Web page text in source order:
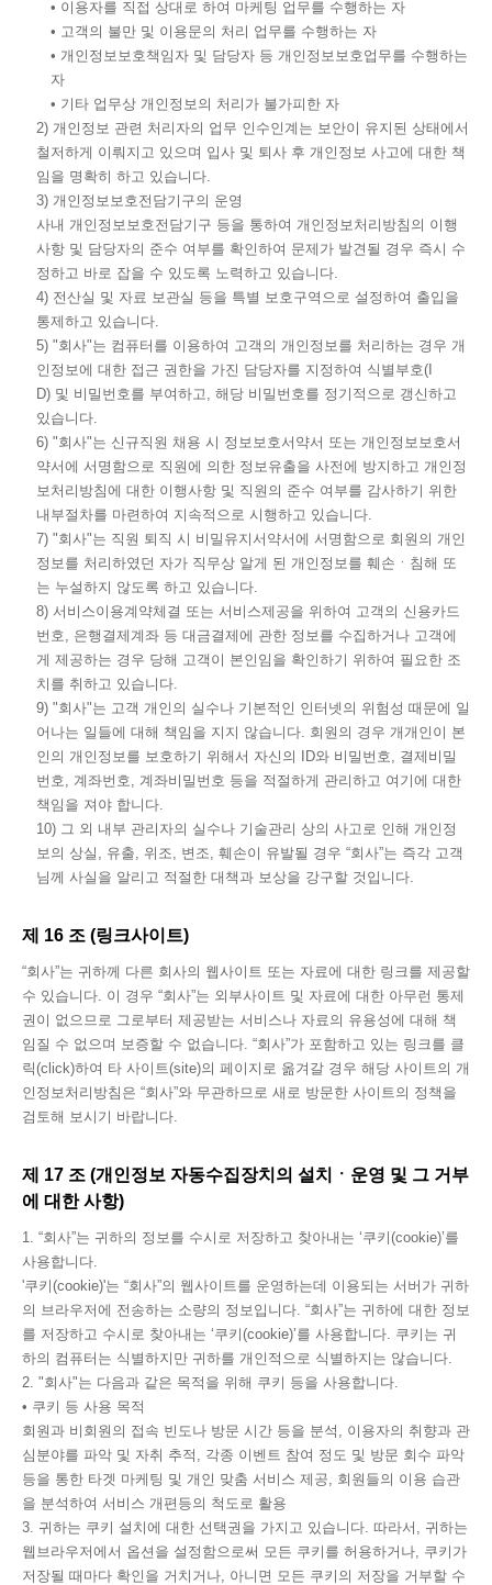
• 이용자를 직접 상대로 하여 마케팅 업무를 수행하는 자
• 고객의 불만 및 이용문의 처리 업무를 수행하는 자
• 개인정보보호책임자 및 담당자 등 개인정보보호업무를 수행하는
자
• 기타 업무상 개인정보의 처리가 불가피한 자
2) 개인정보 관련 처리자의 업무 인수인계는 보안이 유지된 상태에서
철저하게 이뤄지고 있으며 입사 및 퇴사 후 개인정보 사고에 대한 책
임을 명확히 하고 있습니다.
3) 개인정보보호전담기구의 운영
사내 개인정보보호전담기구 등을 통하여 개인정보처리방침의 이행
사항 및 담당자의 준수 여부를 확인하여 문제가 발견될 경우 즉시 수
정하고 바로 잡을 수 있도록 노력하고 있습니다.
4) 전산실 및 자료 보관실 등을 특별 보호구역으로 설정하여 출입을
통제하고 있습니다.
5) "회사"는 컴퓨터를 이용하여 고객의 개인정보를 처리하는 경우 개
인정보에 대한 접근 권한을 가진 담당자를 지정하여 식별부호(I
D) 및 비밀번호를 부여하고, 해당 비밀번호를 정기적으로 갱신하고
있습니다.
6) "회사"는 신규직원 채용 시 정보보호서약서 또는 개인정보보호서
약서에 서명함으로 직원에 의한 정보유출을 사전에 방지하고 개인정
보처리방침에 대한 이행사항 및 직원의 준수 여부를 감사하기 위한
내부절차를 마련하여 지속적으로 시행하고 있습니다.
7) "회사"는 직원 퇴직 시 비밀유지서약서에 서명함으로 회원의 개인
정보를 처리하였던 자가 직무상 알게 된 개인정보를 훼손ㆍ침해 또
는 누설하지 않도록 하고 있습니다.
8) 서비스이용계약체결 또는 서비스제공을 위하여 고객의 신용카드
번호, 은행결제계좌 등 대금결제에 관한 정보를 수집하거나 고객에
게 제공하는 경우 당해 고객이 본인임을 확인하기 위하여 필요한 조
치를 취하고 있습니다.
9) "회사"는 고객 개인의 실수나 기본적인 인터넷의 위험성 때문에 일
어나는 일들에 대해 책임을 지지 않습니다. 회원의 경우 개개인이 본
인의 개인정보를 보호하기 위해서 자신의 ID와 비밀번호, 결제비밀
번호, 계좌번호, 계좌비밀번호 등을 적절하게 관리하고 여기에 대한
책임을 져야 합니다.
10) 그 외 내부 관리자의 실수나 기술관리 상의 사고로 인해 개인정
보의 상실, 유출, 위조, 변조, 훼손이 유발될 경우 “회사”는 즉각 고객
님께 사실을 알리고 적절한 대책과 보상을 강구할 것입니다.
제 16 조 (링크사이트)
“회사”는 귀하께 다른 회사의 웹사이트 또는 자료에 대한 링크를 제공할
수 있습니다. 이 경우 “회사”는 외부사이트 및 자료에 대한 아무런 통제
권이 없으므로 그로부터 제공받는 서비스나 자료의 유용성에 대해 책
임질 수 없으며 보증할 수 없습니다. “회사”가 포함하고 있는 링크를 클
릭(click)하여 타 사이트(site)의 페이지로 옮겨갈 경우 해당 사이트의 개
인정보처리방침은 “회사”와 무관하므로 새로 방문한 사이트의 정책을
검토해 보시기 바랍니다.
제 17 조 (개인정보 자동수집장치의 설치ㆍ운영 및 그 거부
에 대한 사항)
1. “회사”는 귀하의 정보를 수시로 저장하고 찾아내는 ‘쿠키(cookie)’를
사용합니다.
'쿠키(cookie)'는 “회사”의 웹사이트를 운영하는데 이용되는 서버가 귀하
의 브라우저에 전송하는 소량의 정보입니다. “회사”는 귀하에 대한 정보
를 저장하고 수시로 찾아내는 ‘쿠키(cookie)’를 사용합니다. 쿠키는 귀
하의 컴퓨터는 식별하지만 귀하를 개인적으로 식별하지는 않습니다.
2. "회사"는 다음과 같은 목적을 위해 쿠키 등을 사용합니다.
• 쿠키 등 사용 목적
회원과 비회원의 접속 빈도나 방문 시간 등을 분석, 이용자의 취향과 관
심분야를 파악 및 자취 추적, 각종 이벤트 참여 정도 및 방문 회수 파악
등을 통한 타겟 마케팅 및 개인 맞춤 서비스 제공, 회원들의 이용 습관
을 분석하여 서비스 개편등의 척도로 활용
3. 귀하는 쿠키 설치에 대한 선택권을 가지고 있습니다. 따라서, 귀하는
웹브라우저에서 옵션을 설정함으로써 모든 쿠키를 허용하거나, 쿠키가
저장될 때마다 확인을 거치거나, 아니면 모든 쿠키의 저장을 거부할 수